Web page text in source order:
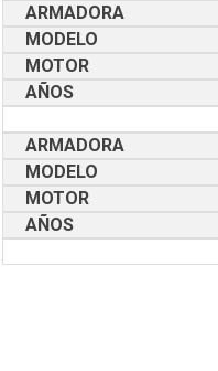
ARMADORA
MODELO
MOTOR
AÑOS
ARMADORA
MODELO
MOTOR
AÑOS